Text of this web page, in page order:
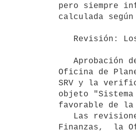
pero siempre
calculada
Oficina de
SRV y la
objeto
favorable de la
Finanzas,  la